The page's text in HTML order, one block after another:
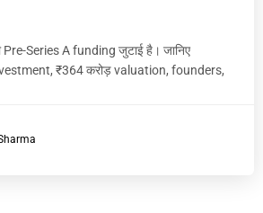
Series A funding जुटाई है। जानिए
₹364 करोड़ valuation, founders,